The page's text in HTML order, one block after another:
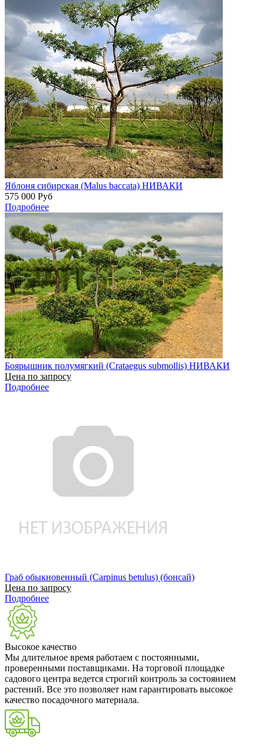
Яблоня сибирская (Malus baccata) НИВАКИ
575 000 Руб
Подробнее
Боярышник полумягкий (Crataegus submollis) НИВАКИ
Цена по запросу
Подробнее
Граб обыкновенный (Carpinus betulus) (бонсай)
Цена по запросу
Подробнее
Высокое качество
Мы длительное время работаем с постоянными,
проверенными поставщиками. На торговой площадке
садового центра ведется строгий контроль за состоянием
растений. Все это позволяет нам гарантировать высокое
качество посадочного материала.